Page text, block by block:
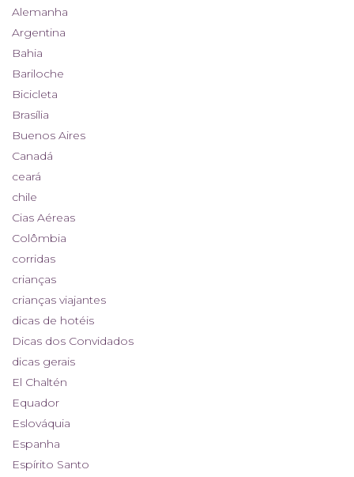
Alemanha
Argentina
Bahia
Bariloche
Bicicleta
Brasília
Buenos Aires
Canadá
ceará
chile
Cias Aéreas
Colômbia
corridas
crianças
crianças viajantes
dicas de hotéis
Dicas dos Convidados
dicas gerais
El Chaltén
Equador
Eslováquia
Espanha
Espírito Santo